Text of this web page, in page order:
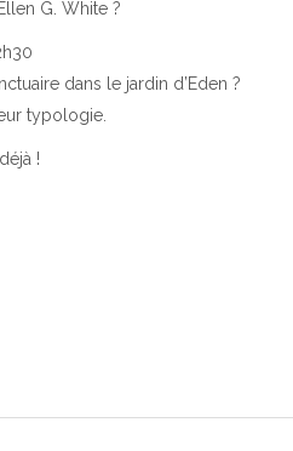
G. White ?
dans le jardin d’Eden ?
typologie.
!